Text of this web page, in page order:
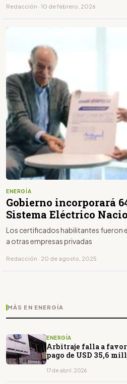
Redacción · 10 de febrero, 2026
ENERGÍA
Gobierno incorporará
Sistema Eléctrico
Los certificados habilitantes fueron
a otras empresas privadas
Redacción · 20 de agosto, 2025
MÁS EN ENERGÍA
ENERGÍA
Arbitraje falla a favor
pago de USD 35,6
17 de abril, 2026